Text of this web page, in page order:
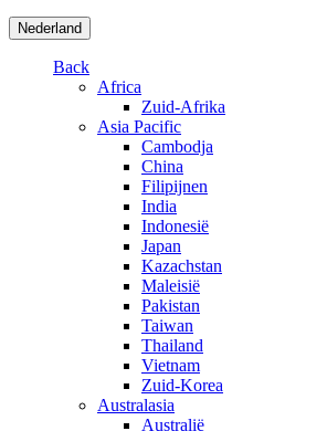
Nederland
Back
Africa
Zuid-Afrika
Asia Pacific
Cambodja
China
Filipijnen
India
Indonesië
Japan
Kazachstan
Maleisië
Pakistan
Taiwan
Thailand
Vietnam
Zuid-Korea
Australasia
Australië